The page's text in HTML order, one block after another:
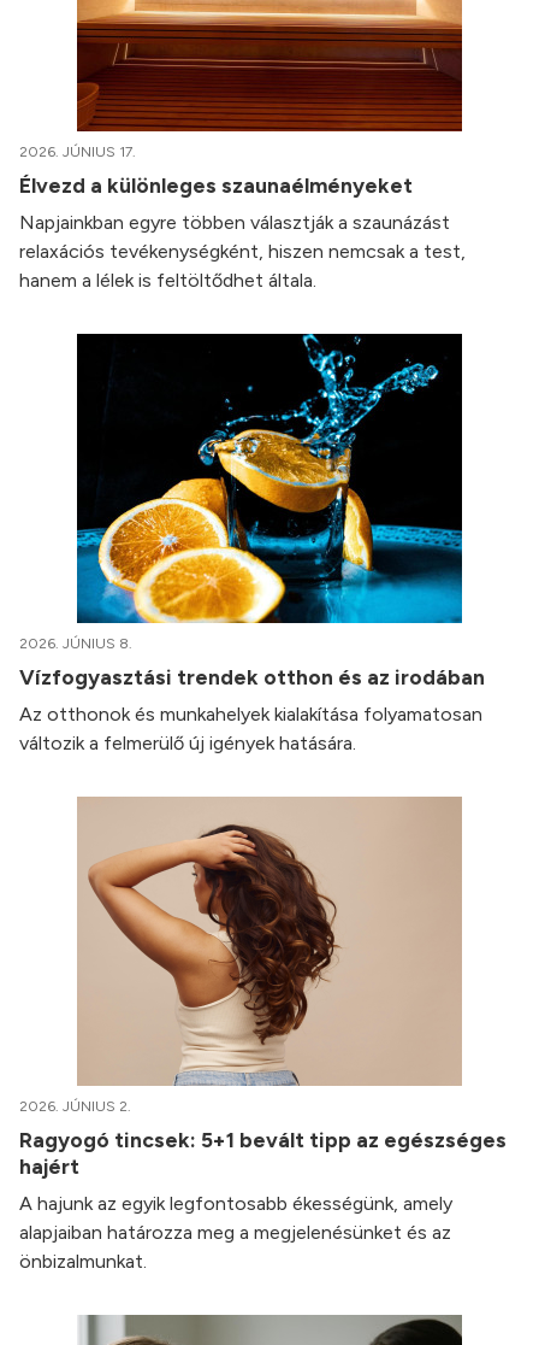
2026. JÚNIUS 17.
Élvezd a különleges szaunaélményeket
Napjainkban egyre többen választják a szaunázást
relaxációs tevékenységként, hiszen nemcsak a test,
hanem a lélek is feltöltődhet általa.
2026. JÚNIUS 8.
Vízfogyasztási trendek otthon és az irodában
Az otthonok és munkahelyek kialakítása folyamatosan
változik a felmerülő új igények hatására.
2026. JÚNIUS 2.
Ragyogó tincsek: 5+1 bevált tipp az egészséges
hajért
A hajunk az egyik legfontosabb ékességünk, amely
alapjaiban határozza meg a megjelenésünket és az
önbizalmunkat.